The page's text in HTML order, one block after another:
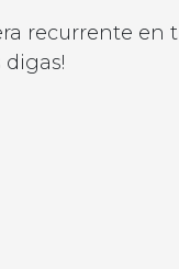
recurrente en